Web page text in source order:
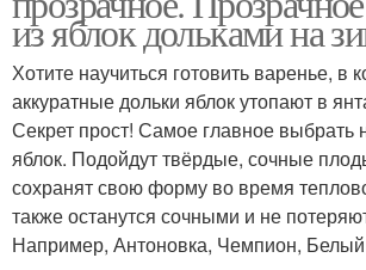
из яблок дольками на
Хотите научиться готовить варенье, в
аккуратные дольки яблок утопают в
Секрет прост! Самое главное выбрать
яблок. Подойдут твёрдые, сочные
сохранят свою форму во время
также останутся сочными и не
Например, Антоновка, Чемпион,